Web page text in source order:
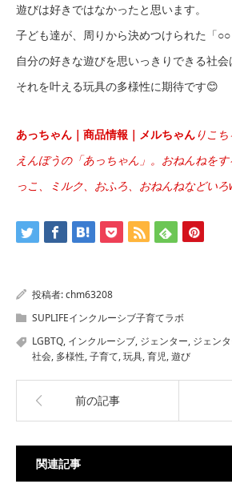
遊びは好きではなかったと思います。
子ども達が、周りから決めつけられた「○○
自分の好きな遊びを思いっきりできる社会
それを叶える玩具の多様性に期待です😊
あっちゃん｜商品情報｜メルちゃん りこ
えんぼうの「あっちゃん」。おねんねを
っこ、ミルク、おふろ、おねんねなどい
投稿者:chm63208
SUPLIFEインクルーシブ子育てラボ
LGBTQ, インクルーシブ, ジェンター, ジェン
社会, 多様性,子育て,玩具,育児,遊び
前の記事
関連記事